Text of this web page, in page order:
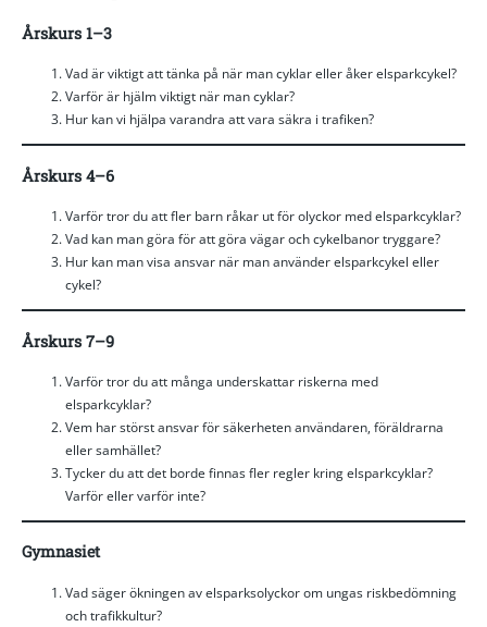
Årskurs 1–3
Vad är viktigt att tänka på när man cyklar eller åker elsparkcykel?
Varför är hjälm viktigt när man cyklar?
Hur kan vi hjälpa varandra att vara säkra i trafiken?
Årskurs 4–6
Varför tror du att fler barn råkar ut för olyckor med elsparkcyklar?
Vad kan man göra för att göra vägar och cykelbanor tryggare?
Hur kan man visa ansvar när man använder elsparkcykel eller
cykel?
Årskurs 7–9
Varför tror du att många underskattar riskerna med
elsparkcyklar?
Vem har störst ansvar för säkerheten användaren, föräldrarna
eller samhället?
Tycker du att det borde finnas fler regler kring elsparkcyklar?
Varför eller varför inte?
Gymnasiet
Vad säger ökningen av elsparksolyckor om ungas riskbedömning
och trafikkultur?